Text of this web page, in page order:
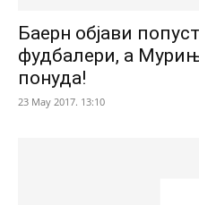
Баерн објави
фудбалери, а
понуда!
23 May 2017. 13:10